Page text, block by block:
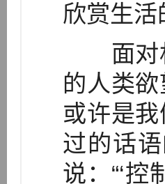
欣赏生活
面对机
的人类
或许是
过的话
说：“‘